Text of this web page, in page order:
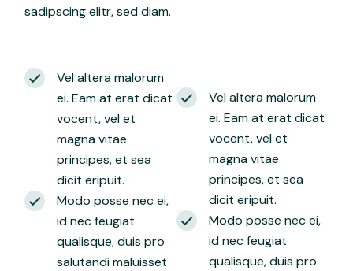
sadipscing elitr, sed diam.
Vel altera malorum
ei. Eam at erat dicat
vocent, vel et
magna vitae
principes, et sea
dicit eripuit.
Modo posse nec ei,
id nec feugiat
qualisque, duis pro
salutandi maluisset
Vel altera malorum
ei. Eam at erat dicat
vocent, vel et
magna vitae
principes, et sea
dicit eripuit.
Modo posse nec ei,
id nec feugiat
qualisque, duis pro